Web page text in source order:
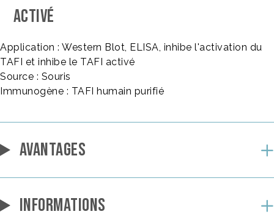
ACTIVÉ
Application : Western Blot, ELISA, inhibe l'activation du
TAFI et inhibe le TAFI activé
Source : Souris
Immunogène : TAFI humain purifié
AVANTAGES
INFORMATIONS